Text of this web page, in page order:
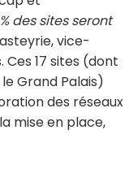
des sites seront
vice-
17 sites (dont
Grand Palais)
des réseaux
mise en place,